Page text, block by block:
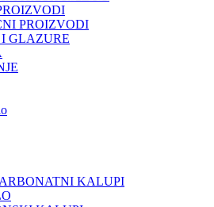
PROIZVODI
GLAZURE
KALUPI